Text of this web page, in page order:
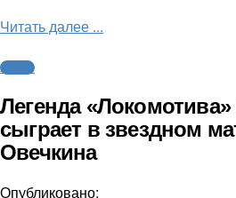
Читать далее ...
Хоккей
Легенда
сыграет в звездном
Овечкина
Опубликовано: